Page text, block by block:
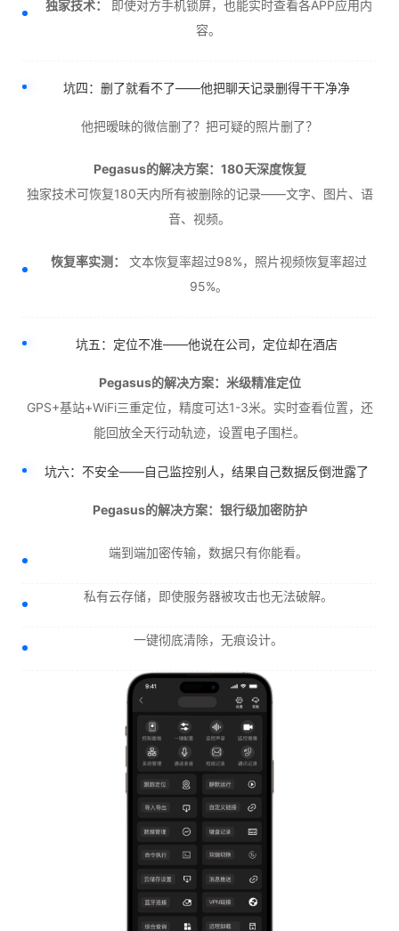
独家技术：
即使对方手机锁屏，也能实时查看各APP应用内
容。
坑四：删了就看不了——他把聊天记录删得干干净净
他把暧昧的微信删了？把可疑的照片删了？
Pegasus的解决方案：180天深度恢复
独家技术可恢复180天内所有被删除的记录——文字、图片、语
音、视频。
恢复率实测：
文本恢复率超过98%，照片视频恢复率超过
95%。
坑五：定位不准——他说在公司，定位却在酒店
Pegasus的解决方案：米级精准定位
GPS+基站+WiFi三重定位，精度可达1-3米。实时查看位置，还
能回放全天行动轨迹，设置电子围栏。
坑六：不安全——自己监控别人，结果自己数据反倒泄露了
Pegasus的解决方案：银行级加密防护
端到端加密传输，数据只有你能看。
私有云存储，即使服务器被攻击也无法破解。
一键彻底清除，无痕设计。